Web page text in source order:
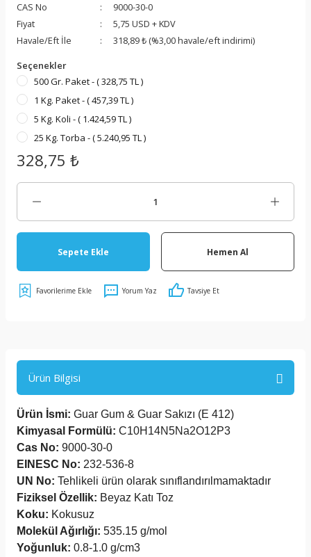
CAS No
9000-30-0
Fiyat
5,75 USD + KDV
Havale/Eft İle
318,89 ₺ (%3,00 havale/eft indirimi)
Seçenekler
500 Gr. Paket - ( 328,75 TL )
1 Kg. Paket - ( 457,39 TL )
5 Kg. Koli - ( 1.424,59 TL )
25 Kg. Torba - ( 5.240,95 TL )
328,75 ₺
Sepete Ekle Hemen Al
Yorum Yaz Tavsiye Et
Ürün Bilgisi
Ürün İsmi: Guar Gum & Guar Sakızı (E 412)
Kimyasal Formülü: C10H14N5Na2O12P3
Cas No: 9000-30-0
EINESC No: 232-536-8
UN No: Tehlikeli ürün olarak sınıflandırılmamaktadır
Fiziksel Özellik: Beyaz Katı Toz
Koku: Kokusuz
Molekül Ağırlığı: 535.15 g/mol
Yoğunluk: 0.8-1.0 g/cm3